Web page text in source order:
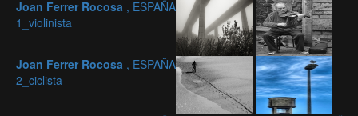
Joan Ferrer Rocosa , ESPAÑA
1_violinista
Joan Ferrer Rocosa , ESPAÑA
2_ciclista